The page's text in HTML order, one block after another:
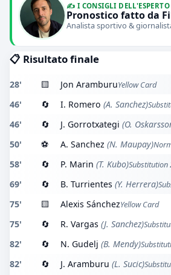
✍️ I CONSIGLI DELL'ESPERTO
Pronostico fatto da
Analista sportivo &
📋 Risultato finale
28' 🟨 Jon AramburuYellow Card
46' 🔄 I. Romero (A. Sanchez)
46' 🔄 J. Gorrotxategi (O.
50' ⚽ A. Sanchez (N. Maupay)
58' 🔄 P. Marin (T. Kubo)Substitution
69' 🔄 B. Turrientes (Y. Herrera)
75' 🟨 Alexis SánchezYellow Card
75' 🔄 R. Vargas (J. Sanchez)
82' 🔄 N. Gudelj (B. Mendy)
82' 🔄 J. Aramburu (L. Sucic)